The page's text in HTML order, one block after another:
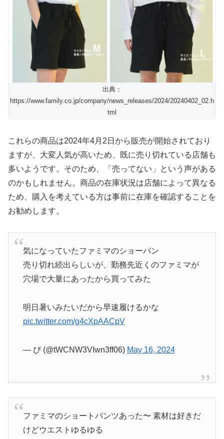
出典：
https://www.family.co.jp/company/news_releases/2024/20240402_02.h
tml
これらの商品は2024年4月2日から販売が開始されており
ますが、大変人気が高いため、既に売り切れている店舗も
多いようです。そのため、「売ってない」という声がある
のかもしれません。商品の在庫状況は店舗によって異なる
ため、購入を考えている方は事前に在庫を確認することを
お勧めします。
気になっていたファミマのショーパン
売り切れ続出らしいが、勤務先近くのファミマが
穴場で大量にあったから買ってみた
明日暑いみたいだから早速履けるかな
pic.twitter.com/g4cXpAACpV
— ぴ (@tWCNW3VIwn3ff06) May 16, 2024
ファミマのショートパンツあった〜 素材は好きだ
けどウエストゆるゆる